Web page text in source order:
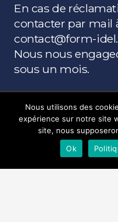
En cas de
contacter par mail
contact@form-
Nous nous
sous un mois.
FORM’IDEL
est un
destination des
Nous utilisons des
expérience sur notre site
site, nous
Ok